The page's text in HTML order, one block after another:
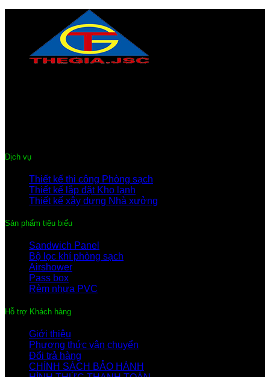
Dịch vụ
Thiết kế thi công Phòng sạch
Thiết kế lắp đặt Kho lạnh
Thiết kế xây dựng Nhà xưởng
Sản phẩm tiêu biểu
Sandwich Panel
Bộ lọc khí phòng sạch
Airshower
Pass box
Rèm nhựa PVC
Hỗ trợ Khách hàng
Giới thiệu
Phương thức vận chuyển
Đổi trả hàng
CHÍNH SÁCH BẢO HÀNH